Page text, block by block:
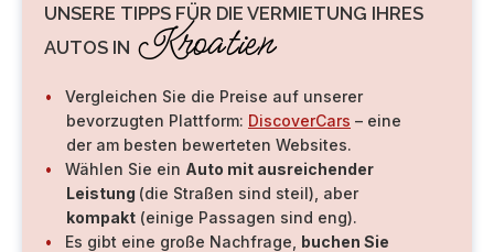
UNSERE TIPPS FÜR DIE VERMIETUNG IHRES
AUTOS IN Kroatien
Vergleichen Sie die Preise auf unserer
bevorzugten Plattform: DiscoverCars – eine
der am besten bewerteten Websites.
Wählen Sie ein Auto mit ausreichender
Leistung (die Straßen sind steil), aber
kompakt (einige Passagen sind eng).
Es gibt eine große Nachfrage, buchen Sie